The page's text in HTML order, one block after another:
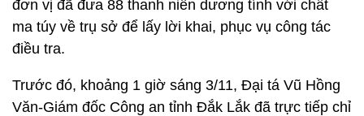
đơn vị đã đưa 88 thanh niên dương tính với chất
ma túy về trụ sở để lấy lời khai, phục vụ công tác
điều tra.
Trước đó, khoảng 1 giờ sáng 3/11, Đại tá Vũ Hồng
Văn-Giám đốc Công an tỉnh Đắk Lắk đã trực tiếp chỉ